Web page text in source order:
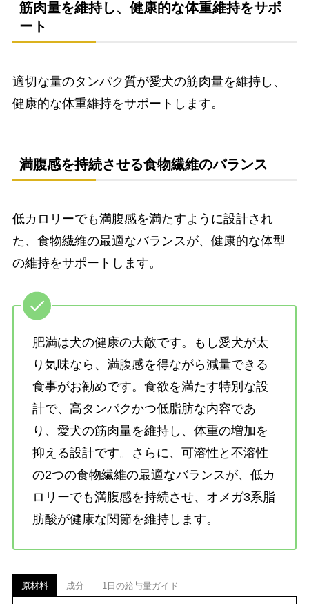
筋肉量を維持し、健康的な体重維持をサポ
ート
適切な量のタンパク質が愛犬の筋肉量を維持し、
健康的な体重維持をサポートします。
満腹感を持続させる食物繊維のバランス
低カロリーでも満腹感を満たすように設計され
た、食物繊維の最適なバランスが、健康的な体型
の維持をサポートします。
肥満は犬の健康の大敵です。もし愛犬が太
り気味なら、満腹感を得ながら減量できる
食事がお勧めです。食欲を満たす特別な設
計で、高タンパクかつ低脂肪な内容であ
り、愛犬の筋肉量を維持し、体重の増加を
抑える設計です。さらに、可溶性と不溶性
の2つの食物繊維の最適なバランスが、低カ
ロリーでも満腹感を持続させ、オメガ3系脂
肪酸が健康な関節を維持します。
原材料 成分 1日の給与量ガイド